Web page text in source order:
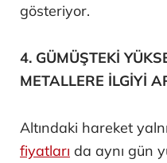
gösteriyor.
4. GÜMÜŞTEKİ
METALLERE İLGİYİ
Altındaki hareket
fiyatları da aynı gün